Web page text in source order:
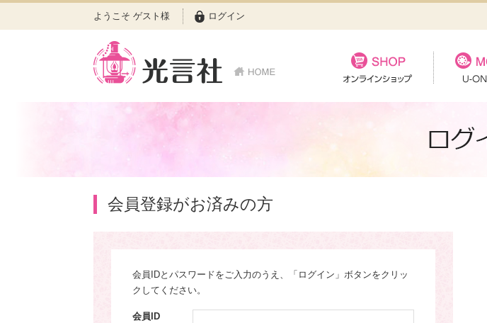
ようこそ ゲスト様 ログイン
会員登録がお済みの方
会員IDとパスワードをご入力のうえ、「ログイン」ボタンをクリッ
クしてください。
会員ID